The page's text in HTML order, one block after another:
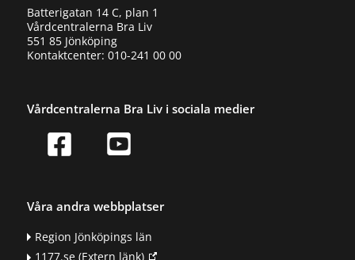
Batterigatan 14 C, plan 1
Vårdcentralerna Bra Liv
551 85 Jönköping
Kontaktcenter: 010-241 00 00
Vårdcentralerna Bra Liv i sociala medier
Våra andra webbplatser
Region Jönköpings län
1177.se(Extern länk)